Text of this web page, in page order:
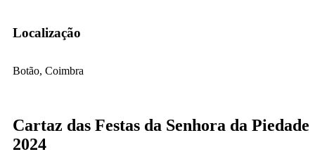
Localização
Botão, Coimbra
Cartaz das Festas da Senhora da Piedade
2024